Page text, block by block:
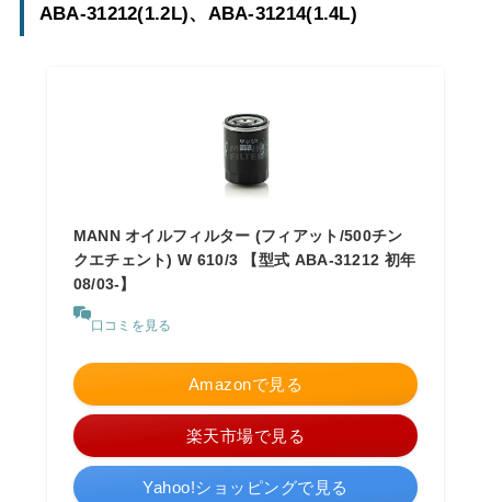
ABA-31212(1.2L)、ABA-31214(1.4L)
MANN オイルフィルター (フィアット/500チン
クエチェント) W 610/3 【型式 ABA-31212 初年
08/03-】
口コミを見る
Amazonで見る
楽天市場で見る
Yahoo!ショッピングで見る